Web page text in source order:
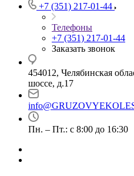
+7 (351) 217-01-44
Телефоны
+7 (351) 217-01-44
Заказать звонок
454012, Челябинская
шоссе, д.17
Пн. – Пт.: с 8:00 до 16:30